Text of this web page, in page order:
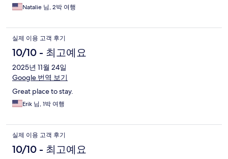
Natalie 님, 2박 여행
실제 이용 고객 후기
10/10 - 최고예요
2025년 11월 24일
Google 번역 보기
Great place to stay.
Erik 님, 1박 여행
실제 이용 고객 후기
10/10 - 최고예요